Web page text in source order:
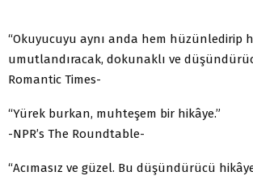
“Okuyucuyu aynı anda hem hüzünledirip
umutlandıracak, dokunaklı ve
Romantic Times-
“Yürek burkan, muhteşem bir hikâye.”
-NPR’s The Roundtable-
“Acımasız ve güzel. Bu düşündürücü